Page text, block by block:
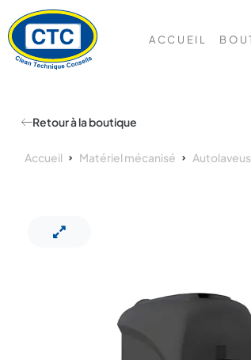
ACCUEIL
Retour à la boutique
Accueil Matériel mécanisé